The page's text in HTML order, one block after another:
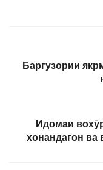
Баргузории
Идомаи
хонандагон